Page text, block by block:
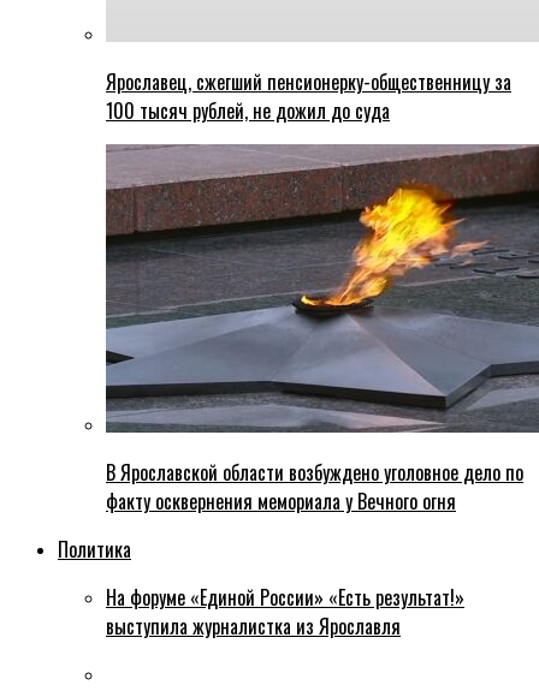
Ярославец, сжегший пенсионерку-общественницу за
100 тысяч рублей, не дожил до суда
В Ярославской области возбуждено уголовное дело по
факту осквернения мемориала у Вечного огня
Политика
На форуме «Единой России» «Есть результат!»
выступила журналистка из Ярославля